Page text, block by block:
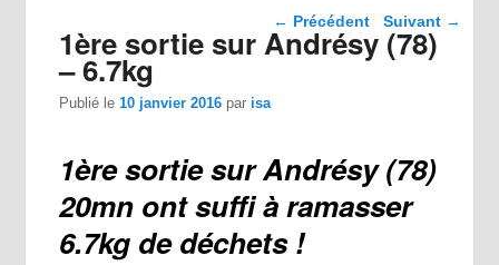
Navigation dans les
articles
← Précédent Suivant →
1ère sortie sur Andrésy (78)
– 6.7kg
Publié le10 janvier 2016 par isa
1ère sortie sur Andrésy (78)
20mn ont suffi à ramasser
6.7kg de déchets !